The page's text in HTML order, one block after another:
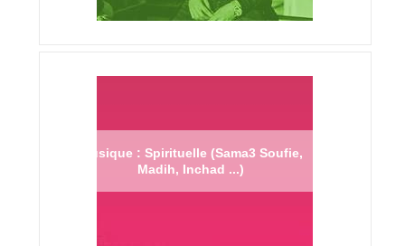
Musique : Spirituelle (Sama3 Soufie,
Madih, Inchad ...)